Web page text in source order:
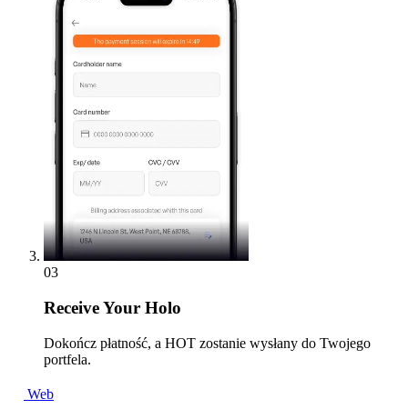
03
ReceiveYour Holo
Dokończ płatność, a HOT zostanie wysłany do Twojego
portfela.
Web